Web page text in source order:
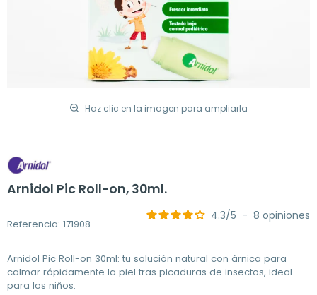
Haz clic en la imagen para ampliarla
Arnidol Pic Roll-on, 30ml.
Referencia: 171908
4.3/5 - 8 opiniones
Arnidol Pic Roll-on 30ml: tu solución natural con árnica para
calmar rápidamente la piel tras picaduras de insectos, ideal
para los niños.